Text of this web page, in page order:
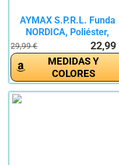
AYMAX S.P.R.L. Funda
NORDICA, Poliéster,
29,99 € 22,99
MEDIDAS Y
COLORES